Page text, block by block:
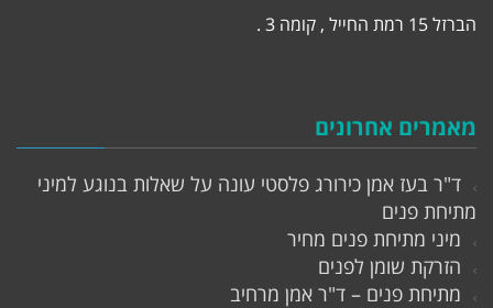
הברזל 15 רמת החייל , קומה 3 .
מאמרים אחרונים
ד"ר בעז אמן כירורג פלסטי עונה על שאלות בנוגע למיני
מתיחת פנים
מיני מתיחת פנים מחיר
הזרקת שומן לפנים
מתיחת פנים – ד"ר אמן מרחיב